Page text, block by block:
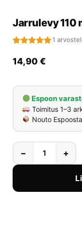
Jarrulevy 110
5:stä
perustuen
1
14,90 €
Espoon
Toimitus 1–3
Nouto
− +